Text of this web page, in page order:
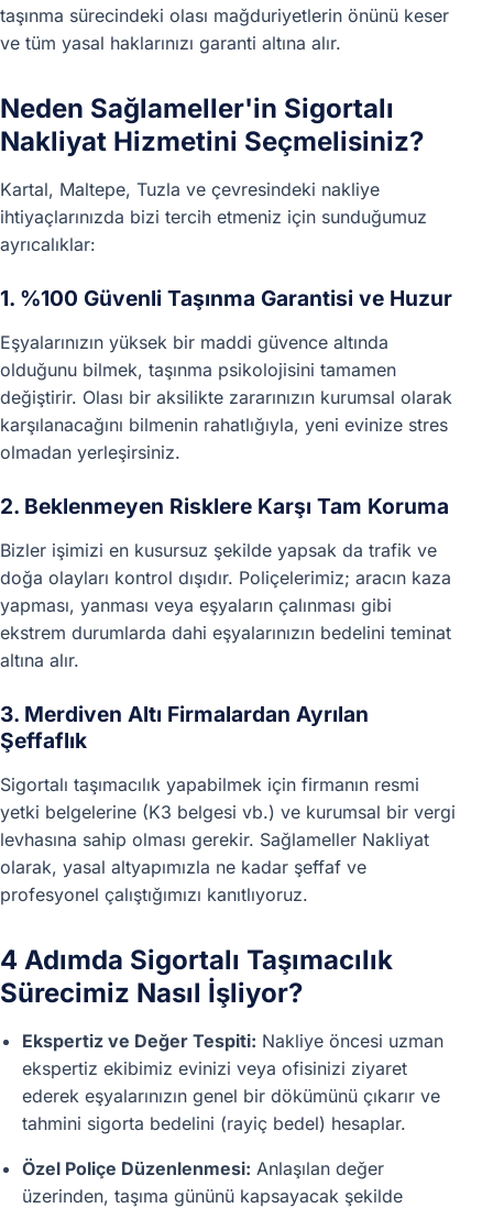
taşınma sürecindeki olası mağduriyetlerin önünü keser
ve tüm yasal haklarınızı garanti altına alır.
Neden Sağlameller'in Sigortalı
Nakliyat Hizmetini Seçmelisiniz?
Kartal, Maltepe, Tuzla ve çevresindeki nakliye
ihtiyaçlarınızda bizi tercih etmeniz için sunduğumuz
ayrıcalıklar:
1. %100 Güvenli Taşınma Garantisi ve Huzur
Eşyalarınızın yüksek bir maddi güvence altında
olduğunu bilmek, taşınma psikolojisini tamamen
değiştirir. Olası bir aksilikte zararınızın kurumsal olarak
karşılanacağını bilmenin rahatlığıyla, yeni evinize stres
olmadan yerleşirsiniz.
2. Beklenmeyen Risklere Karşı Tam Koruma
Bizler işimizi en kusursuz şekilde yapsak da trafik ve
doğa olayları kontrol dışıdır. Poliçelerimiz; aracın kaza
yapması, yanması veya eşyaların çalınması gibi
ekstrem durumlarda dahi eşyalarınızın bedelini teminat
altına alır.
3. Merdiven Altı Firmalardan Ayrılan
Şeffaflık
Sigortalı taşımacılık yapabilmek için firmanın resmi
yetki belgelerine (K3 belgesi vb.) ve kurumsal bir vergi
levhasına sahip olması gerekir. Sağlameller Nakliyat
olarak, yasal altyapımızla ne kadar şeffaf ve
profesyonel çalıştığımızı kanıtlıyoruz.
4 Adımda Sigortalı Taşımacılık
Sürecimiz Nasıl İşliyor?
Ekspertiz ve Değer Tespiti: Nakliye öncesi uzman
ekspertiz ekibimiz evinizi veya ofisinizi ziyaret
ederek eşyalarınızın genel bir dökümünü çıkarır ve
tahmini sigorta bedelini (rayiç bedel) hesaplar.
Özel Poliçe Düzenlenmesi: Anlaşılan değer
üzerinden, taşıma gününü kapsayacak şekilde